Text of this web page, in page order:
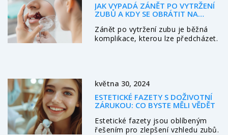
JAK VYPADÁ ZÁNĚT PO VYTRŽENÍ
ZUBŮ A KDY SE OBRÁTIT NA
Zánět po vytržení zubu je běžná
komplikace, kterou lze předcházet.
května 30, 2024
ESTETICKÉ FAZETY S DOŽIVOTNÍ
ZÁRUKOU: CO BYSTE MĚLI VĚDĚT
Estetické fazety jsou oblíbeným
řešením pro zlepšení vzhledu zubů.